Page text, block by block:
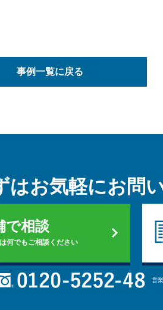
事例一覧に戻る
はお気軽にお問
で相談
何でもご相談ください
営